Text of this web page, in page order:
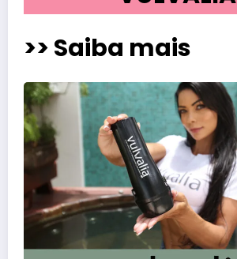
>> Saiba mais